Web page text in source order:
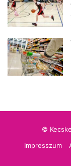
©
Impresszum